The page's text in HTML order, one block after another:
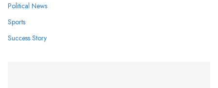
Political News
Sports
Success Story